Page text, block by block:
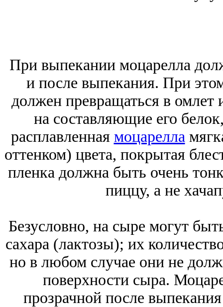
При выпекании моцарелла
и после выпекания. При
должен превращаться в омлет
на составляющие его
расплавленная моцарелла
оттенком) цвета, покрытая
пленка должна быть очень
пиццу, а не
Безусловно, на сыре могут
сахара (лактозы); их
но в любом случае они не
поверхности сыра.
прозрачной после